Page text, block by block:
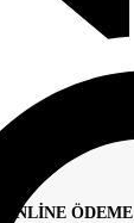
ONLİNE ÖDEME